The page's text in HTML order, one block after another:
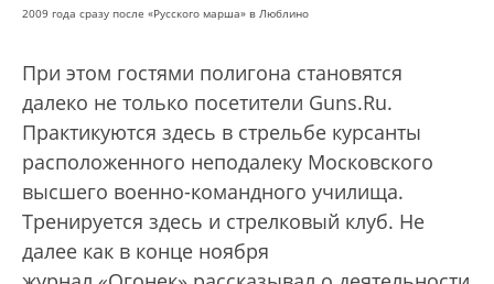
2009 года сразу после «Русского марша» в Люблино
При этом гостями полигона становятся
далеко не только посетители Guns.Ru.
Практикуются здесь в стрельбе курсанты
расположенного неподалеку Московского
высшего военно-командного училища.
Тренируется здесь и стрелковый клуб. Не
далее как в конце ноября